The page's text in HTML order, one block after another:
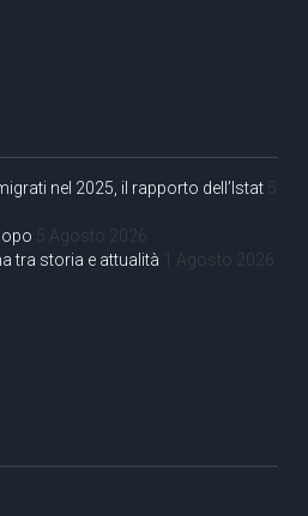
nel 2025, il rapporto dell’Istat 5
5 Agosto 2026
tra storia e attualità 1 Agosto 2026